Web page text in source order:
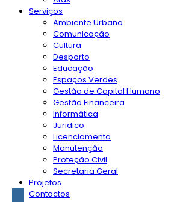
Serviços
Ambiente Urbano
Comunicação
Cultura
Desporto
Educação
Espaços Verdes
Gestão de Capital Humano
Gestão Financeira
Informática
Juridico
Licenciamento
Manutenção
Proteção Civil
Secretaria Geral
Projetos
Contactos